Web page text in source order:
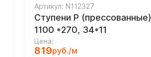
Артикул: N112327
Ступени P (прессованные)
1100 *270, 34*11
Цена:
819руб./м